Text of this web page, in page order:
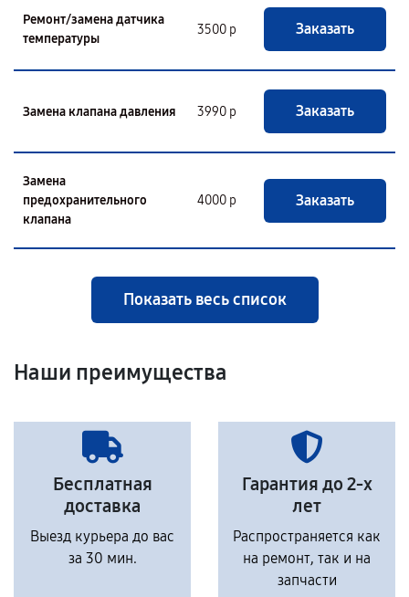
Ремонт/замена датчика
температуры
3500 р Заказать
Замена клапана давления 3990 р Заказать
Замена
предохранительного
клапана
4000 р Заказать
Показать весь список
Наши преимущества
Бесплатная
доставка
Выезд курьера до вас
за 30 мин.
Гарантия до 2-х
лет
Распространяется как
на ремонт, так и на
запчасти